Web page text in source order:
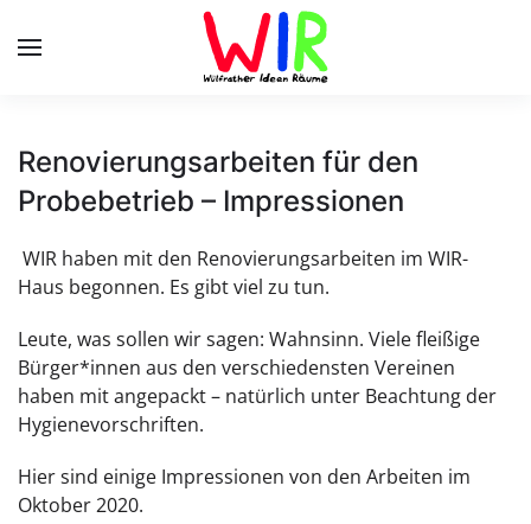
Skip to main content
Renovierungsarbeiten für den
Probebetrieb – Impressionen
WIR haben mit den Renovierungsarbeiten im WIR-
Haus begonnen. Es gibt viel zu tun.
Leute, was sollen wir sagen: Wahnsinn. Viele fleißige
Bürger*innen aus den verschiedensten Vereinen
haben mit angepackt – natürlich unter Beachtung der
Hygienevorschriften.
Hier sind einige Impressionen von den Arbeiten im
Oktober 2020.